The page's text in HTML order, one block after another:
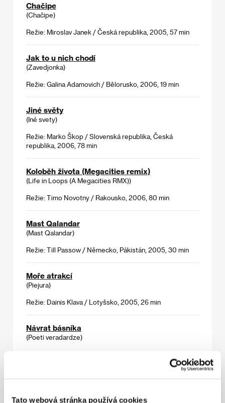
Tato webová stránka používá cookies
Chačipe
(Chačipe)
Režie: Miroslav Janek / Česká republika, 2005, 57 min
Jak to u nich chodí
(Zavedjonka)
Režie: Galina Adamovich / Bělorusko, 2006, 19 min
Jiné světy
(Iné svety)
Režie: Marko Škop / Slovenská republika, Česká
republika, 2006, 78 min
Koloběh života (Megacities remix)
(Life in Loops (A Megacities RMX))
Režie: Timo Novotny / Rakousko, 2006, 80 min
Mast Qalandar
(Mast Qalandar)
Režie: Till Passow / Německo, Pákistán, 2005, 30 min
Moře atrakcí
(Piejura)
Režie: Dainis Klava / Lotyšsko, 2005, 26 min
Návrat básníka
(Poeti veradardze)